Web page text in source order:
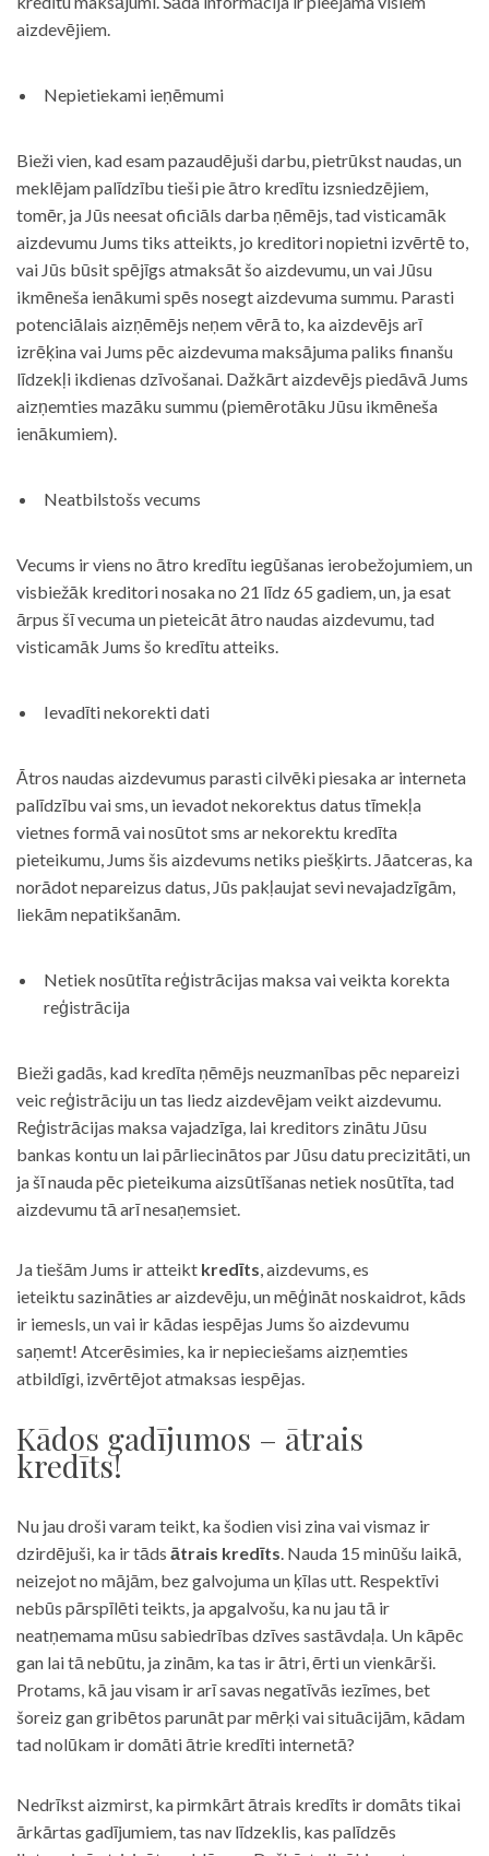
aizdevējiem.
Nepietiekami ieņēmumi
Bieži vien, kad esam pazaudējuši darbu, pietrūkst naudas, un
meklējam palīdzību tieši pie ātro kredītu izsniedzējiem,
tomēr, ja Jūs neesat oficiāls darba ņēmējs, tad visticamāk
aizdevumu Jums tiks atteikts, jo kreditori nopietni izvērtē to,
vai Jūs būsit spējīgs atmaksāt šo aizdevumu, un vai Jūsu
ikmēneša ienākumi spēs nosegt aizdevuma summu. Parasti
potenciālais aizņēmējs neņem vērā to, ka aizdevējs arī
izrēķina vai Jums pēc aizdevuma maksājuma paliks finanšu
līdzekļi ikdienas dzīvošanai. Dažkārt aizdevējs piedāvā Jums
aizņemties mazāku summu (piemērotāku Jūsu ikmēneša
ienākumiem).
Neatbilstošs vecums
Vecums ir viens no ātro kredītu iegūšanas ierobežojumiem, un
visbiežāk kreditori nosaka no 21 līdz 65 gadiem, un, ja esat
ārpus šī vecuma un pieteicāt ātro naudas aizdevumu, tad
visticamāk Jums šo kredītu atteiks.
Ievadīti nekorekti dati
Ātros naudas aizdevumus parasti cilvēki piesaka ar interneta
palīdzību vai sms, un ievadot nekorektus datus tīmekļa
vietnes formā vai nosūtot sms ar nekorektu kredīta
pieteikumu, Jums šis aizdevums netiks piešķirts. Jāatceras, ka
norādot nepareizus datus, Jūs pakļaujat sevi nevajadzīgām,
liekām nepatikšanām.
Netiek nosūtīta reģistrācijas maksa vai veikta korekta
reģistrācija
Bieži gadās, kad kredīta ņēmējs neuzmanības pēc nepareizi
veic reģistrāciju un tas liedz aizdevējam veikt aizdevumu.
Reģistrācijas maksa vajadzīga, lai kreditors zinātu Jūsu
bankas kontu un lai pārliecinātos par Jūsu datu precizitāti, un
ja šī nauda pēc pieteikuma aizsūtīšanas netiek nosūtīta, tad
aizdevumu tā arī nesaņemsiet.
Ja tiešām Jums ir atteikt kredīts, aizdevums, es
ieteiktu sazināties ar aizdevēju, un mēģināt noskaidrot, kāds
ir iemesls, un vai ir kādas iespējas Jums šo aizdevumu
saņemt! Atcerēsimies, ka ir nepieciešams aizņemties
atbildīgi, izvērtējot atmaksas iespējas.
Kādos gadījumos – ātrais
kredīts!
Nu jau droši varam teikt, ka šodien visi zina vai vismaz ir
dzirdējuši, ka ir tāds ātrais kredīts. Nauda 15 minūšu laikā,
neizejot no mājām, bez galvojuma un ķīlas utt. Respektīvi
nebūs pārspīlēti teikts, ja apgalvošu, ka nu jau tā ir
neatņemama mūsu sabiedrības dzīves sastāvdaļa. Un kāpēc
gan lai tā nebūtu, ja zinām, ka tas ir ātri, ērti un vienkārši.
Protams, kā jau visam ir arī savas negatīvās iezīmes, bet
šoreiz gan gribētos parunāt par mērķi vai situācijām, kādam
tad nolūkam ir domāti ātrie kredīti internetā?
Nedrīkst aizmirst, ka pirmkārt ātrais kredīts ir domāts tikai
ārkārtas gadījumiem, tas nav līdzeklis, kas palīdzēs